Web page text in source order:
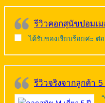
รีวิวคอกสุนัขปอมเ
ได้รับของเรียบร้อยค่ะ ต่
รีวิวจริงจากลูกค้า 5